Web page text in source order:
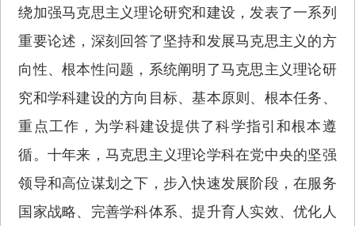
绕加强马克思主义理论研究和建设，发表了一系列
重要论述，深刻回答了坚持和发展马克思主义的方
向性、根本性问题，系统阐明了马克思主义理论研
究和学科建设的方向目标、基本原则、根本任务、
重点工作，为学科建设提供了科学指引和根本遵
循。十年来，马克思主义理论学科在党中央的坚强
领导和高位谋划之下，步入快速发展阶段，在服务
国家战略、完善学科体系、提升育人实效、优化人